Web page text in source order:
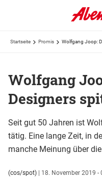
Startseite Promis Wolfgang Joop:
Wolfgang
Designers
Seit gut 50 Jahren ist
tätig. Eine lange Zeit, in
manche Meinung über
(cos/spot) | 18. November 2019 -